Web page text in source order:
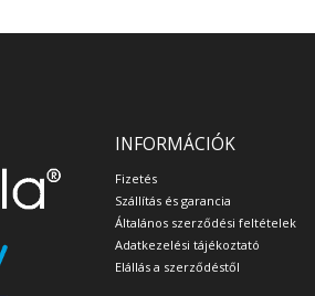
INFORMÁCIÓK
Fizetés
Szállítás és garancia
Általános szerződési feltételek
Adatkezelési tájékoztató
Elállás a szerződéstől